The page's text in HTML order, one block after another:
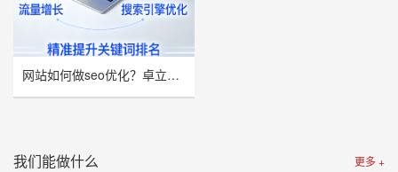
网站如何做seo优化？卓立海创推荐
更多 +
我们能做什么